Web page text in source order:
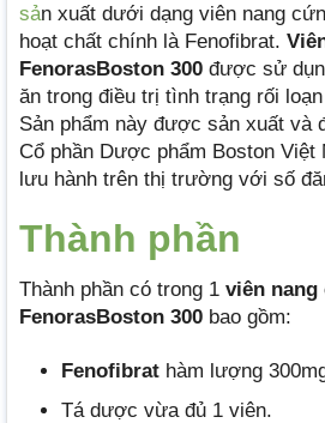
sản xuất dưới dạng viên nang
hoạt chất chính là Fenofibrat.
FenorasBoston 300 được sử
ăn trong điều trị tình trạng rối
Sản phẩm này được sản xuất và
Cổ phần Dược phẩm Boston Việt
lưu hành trên thị trường với số
Thành phần
Thành phần có trong 1 viên nang
FenorasBoston 300 bao gồm:
Fenofibrat hàm lượng
Tá dược vừa đủ 1 viên.